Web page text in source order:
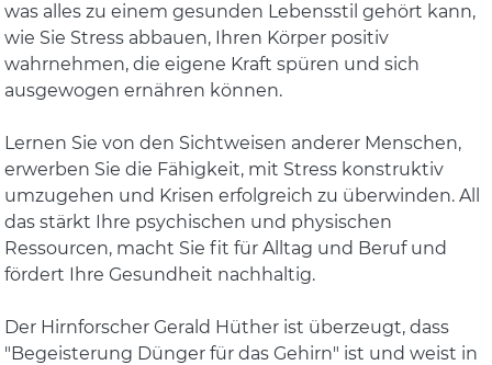
was alles zu einem gesunden Lebensstil gehört kann,
wie Sie Stress abbauen, Ihren Körper positiv
wahrnehmen, die eigene Kraft spüren und sich
ausgewogen ernähren können.
Lernen Sie von den Sichtweisen anderer Menschen,
erwerben Sie die Fähigkeit, mit Stress konstruktiv
umzugehen und Krisen erfolgreich zu überwinden. All
das stärkt Ihre psychischen und physischen
Ressourcen, macht Sie fit für Alltag und Beruf und
fördert Ihre Gesundheit nachhaltig.
Der Hirnforscher Gerald Hüther ist überzeugt, dass
"Begeisterung Dünger für das Gehirn" ist und weist in